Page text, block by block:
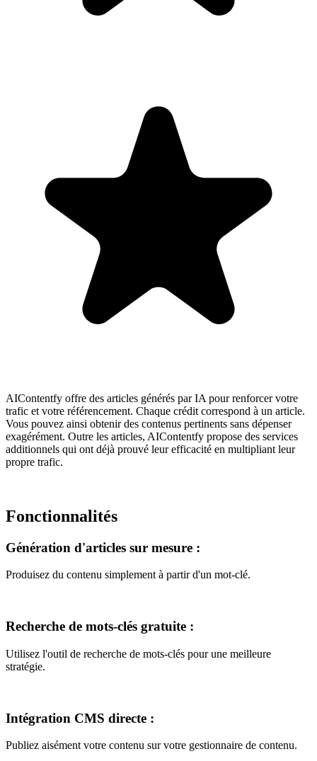
AIContentfy offre des articles générés par IA pour renforcer votre
trafic et votre référencement. Chaque crédit correspond à un article.
Vous pouvez ainsi obtenir des contenus pertinents sans dépenser
exagérément. Outre les articles, AIContentfy propose des services
additionnels qui ont déjà prouvé leur efficacité en multipliant leur
propre trafic.
Fonctionnalités
Génération d'articles sur mesure :
Produisez du contenu simplement à partir d'un mot-clé.
Recherche de mots-clés gratuite :
Utilisez l'outil de recherche de mots-clés pour une meilleure
stratégie.
Intégration CMS directe :
Publiez aisément votre contenu sur votre gestionnaire de contenu.